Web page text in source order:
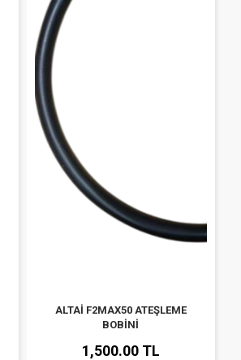
ALTAİ F2MAX50 ATEŞLEME
BOBİNİ
1,500.00 TL